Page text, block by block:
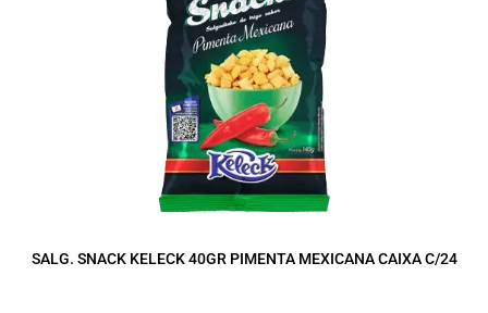
SALG. SNACK KELECK 40GR PIMENTA MEXICANA CAIXA C/24